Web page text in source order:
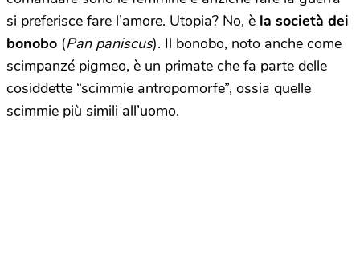
si preferisce fare l’amore. Utopia? No, è la società dei
bonobo (Pan paniscus). Il bonobo, noto anche come
scimpanzé pigmeo, è un primate che fa parte delle
cosiddette “scimmie antropomorfe”, ossia quelle
scimmie più simili all’uomo.